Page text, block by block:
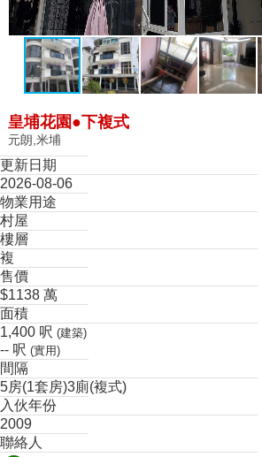
皇埔花園●下複式
元朗,米埔
更新日期
2026-08-06
物業用途
村屋
樓層
複
售價
$1138 萬
面積
1,400 呎 (建築)
-- 呎 (實用)
間隔
5房(1套房)3廁(複式)
入伙年份
2009
聯絡人